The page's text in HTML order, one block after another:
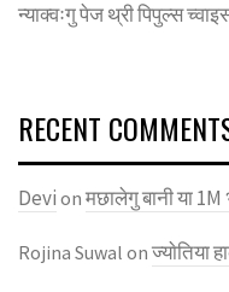
न्याक्वःगु पेज थ्री पिपुल्स
RECENT
Devi on मछालेगु बानी या
Rojina Suwal on ज्याेतिया